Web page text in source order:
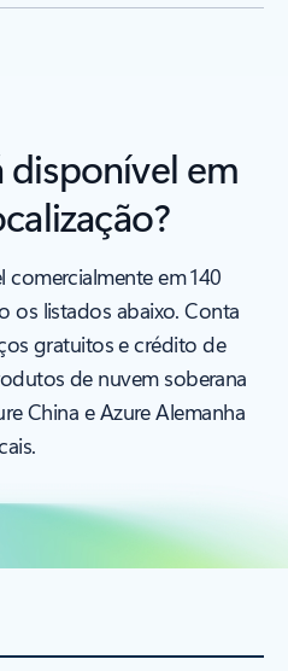
disponível em
em 140
os listados abaixo. Conta
gratuitos e crédito de
de nuvem soberana
China e Azure Alemanha